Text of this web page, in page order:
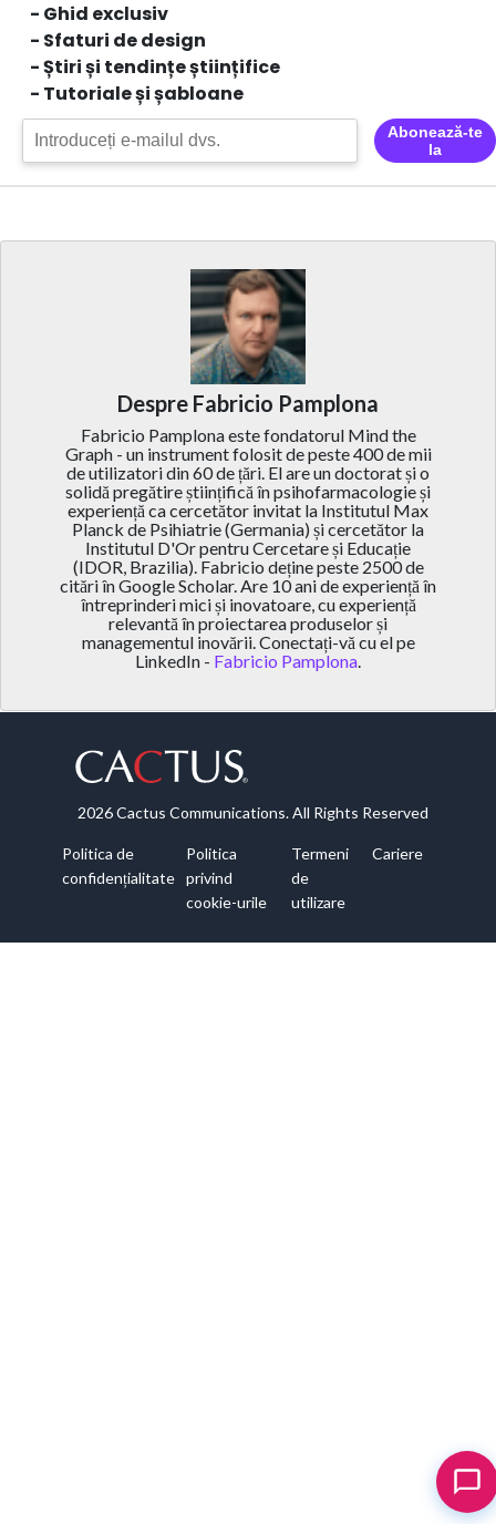
- Ghid exclusiv
- Sfaturi de design
- Știri și tendințe științifice
- Tutoriale și șabloane
Abonează-te
la
Despre Fabricio Pamplona
Fabricio Pamplona este fondatorul Mind the
Graph - un instrument folosit de peste 400 de mii
de utilizatori din 60 de țări. El are un doctorat și o
solidă pregătire științifică în psihofarmacologie și
experiență ca cercetător invitat la Institutul Max
Planck de Psihiatrie (Germania) și cercetător la
Institutul D'Or pentru Cercetare și Educație
(IDOR, Brazilia). Fabricio deține peste 2500 de
citări în Google Scholar. Are 10 ani de experiență în
întreprinderi mici și inovatoare, cu experiență
relevantă în proiectarea produselor și
managementul inovării. Conectați-vă cu el pe
LinkedIn - Fabricio Pamplona.
2026 Cactus Communications. All Rights Reserved
Politica de
confidențialitate
Politica
privind
cookie-urile
Termeni
de
utilizare
Cariere